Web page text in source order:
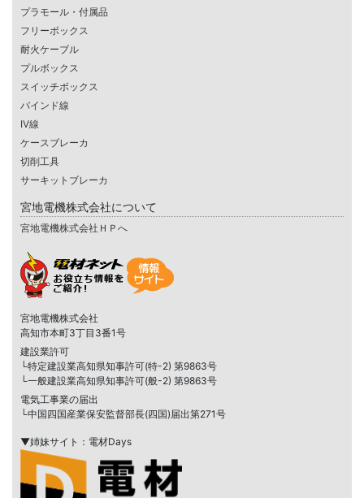
プラモール・付属品
フリーボックス
耐火ケーブル
プルボックス
スイッチボックス
バインド線
IV線
ケースブレーカ
切削工具
サーキットブレーカ
宮地電機株式会社について
宮地電機株式会社ＨＰへ
宮地電機株式会社
高知市本町3丁目3番1号
建設業許可
└特定建設業高知県知事許可(特-2) 第9863号
└一般建設業高知県知事許可(般-2) 第9863号
電気工事業の届出
└中国四国産業保安監督部長(四国)届出第271号
▼姉妹サイト：電材Days